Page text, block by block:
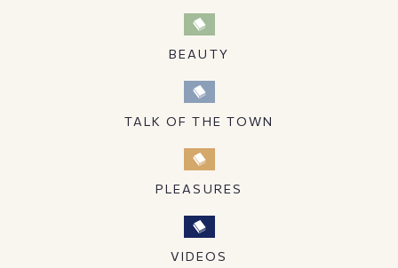
BEAUTY
TALK OF THE TOWN
PLEASURES
VIDEOS